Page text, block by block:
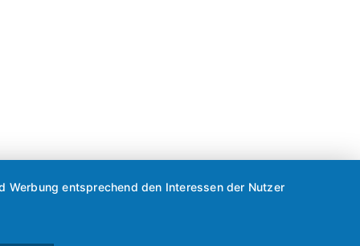
Werbung entsprechend den Interessen der Nutzer